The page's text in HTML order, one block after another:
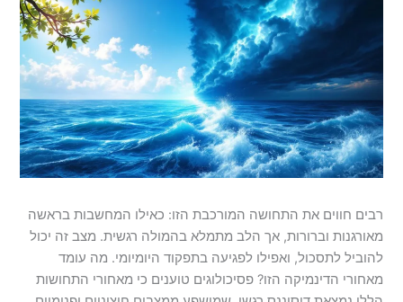
רבים חווים את התחושה המורכבת הזו: כאילו המחשבות בראשה
מאורגנות וברורות, אך הלב מתמלא בהמולה רגשית. מצב זה יכול
להוביל לתסכול, ואפילו לפגיעה בתפקוד היומיומי. מה עומד
מאחורי הדינמיקה הזו? פסיכולוגים טוענים כי מאחורי התחושות